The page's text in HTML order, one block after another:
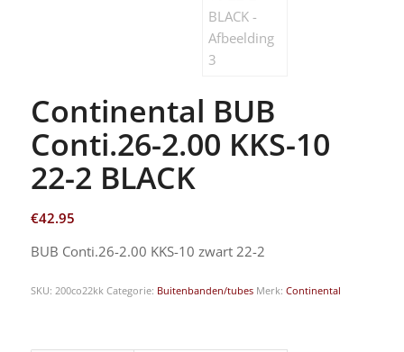
Continental BUB
Conti.26-2.00 KKS-10
22-2 BLACK
€42.95
BUB Conti.26-2.00 KKS-10 zwart 22-2
SKU: 200co22kk Categorie: Buitenbanden/tubes Merk: Continental